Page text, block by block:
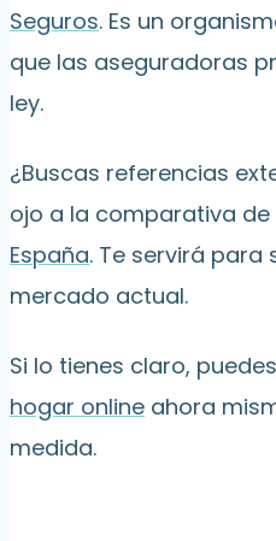
Seguros. Es un
que las aseguradoras
ley.
¿Buscas referencias
ojo a la comparativa de
España. Te servirá para
mercado actual.
Si lo tienes claro, puedes
hogar online ahora
medida.